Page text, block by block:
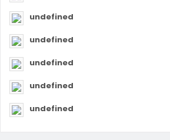
undefined
undefined
undefined
undefined
undefined